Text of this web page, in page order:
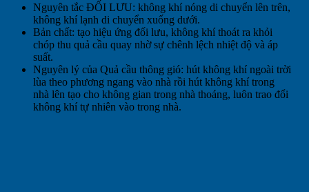
Nguyên tắc ĐỐI LƯU: không khí nóng di chuyển lên trên,
không khí lạnh di chuyển xuống dưới.
Bản chất: tạo hiệu ứng đối lưu, không khí thoát ra khỏi
chóp thu quả cầu quay nhờ sự chênh lệch nhiệt độ và áp
suất.
Nguyên lý của Quả cầu thông gió: hút không khí ngoài trời
lùa theo phương ngang vào nhà rồi hút không khí trong
nhà lên tạo cho không gian trong nhà thoáng, luôn trao đổi
không khí tự nhiên vào trong nhà.